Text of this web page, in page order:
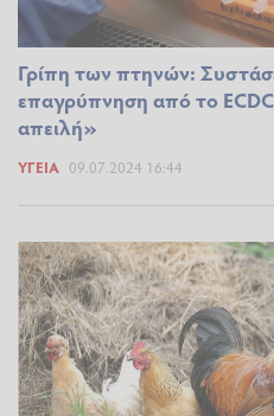
Γρίπη των πτηνών:
επαγρύπνηση από το
απειλή»
ΥΓΕΊΑ 09.07.2024 16:44